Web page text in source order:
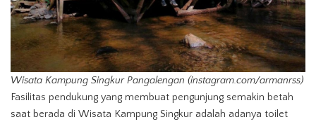
Wisata Kampung Singkur Pangalengan (instagram.com/armanrss)
Fasilitas pendukung yang membuat pengunjung semakin betah
saat berada di Wisata Kampung Singkur adalah adanya toilet